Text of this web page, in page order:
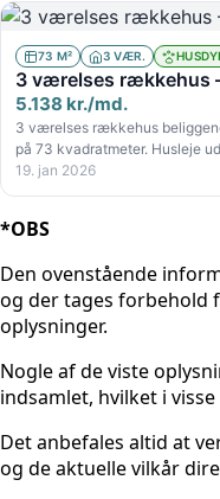
73 M² 3 VÆR.
3 værelses rækkehus
5.138 kr./md.
3 værelses rækkehus
på 73 kvadratmeter. Husleje
19. jan 2026
*OBS
Den ovenstående
og der tages forbehold
oplysninger.
Nogle af de viste
indsamlet, hvilket i
Det anbefales altid at
og de aktuelle vilkår